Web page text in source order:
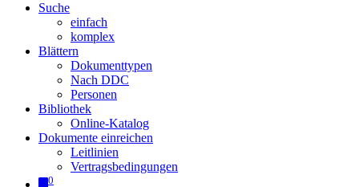
Suche
einfach
komplex
Blättern
Dokumenttypen
Nach DDC
Personen
Bibliothek
Online-Katalog
Dokumente einreichen
Leitlinien
Vertragsbedingungen
0